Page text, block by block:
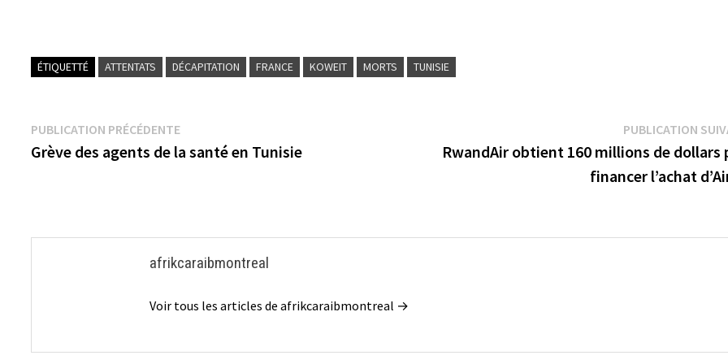
ÉTIQUETTÉ ATTENTATS DÉCAPITATION FRANCE KOWEIT MORTS TUNISIE
Navigation
de
PUBLICATION PRÉCÉDENTEPublication
précédente :
Grève des agents de la santé en Tunisie
PUBLICATION
RwandAir obtient 160 millions de dollars
financer l’achat
afrikcaraibmontreal
Voir tous les articles de afrikcaraibmontreal →